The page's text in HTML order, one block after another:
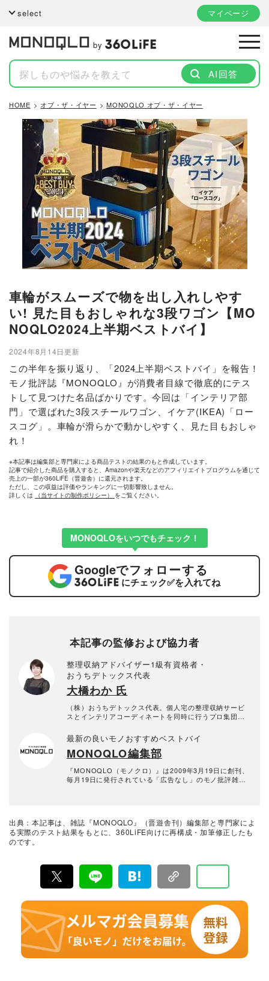
select マイページ
by
AI回答
HOME オブ・ザ・イヤー MONOQLO オブ・ザ・イヤー
車輪がスムーズで物を出し入れしやす
い! 見た目もおしゃれな3段ワゴン【MO
NOQLO2024上半期ベストバイ】
2024年8月14日更新
この半年を振り返り、「2024上半期ベストバイ」を報告！
モノ批評誌『MONOQLO』が消費者目線で徹底的にテス
トして見つけた名品ばかりです。今回は「インテリア部
門」で選ばれた3段スチールワゴン、イケア(IKEA)「ロー
スコグ」。車輪が滑らかで動かしやすく、見た目もおしゃ
れ！
※本記事は編集部と専門家による商品テストの結果のもと作成しています。
記事で紹介した商品を購入すると、Amazonや楽天などのアフィリエイトプログラムを通じて
売上の一部が360LiFE（晋遊舎）に還元されます。
ただし、この収益は評価やランキングに一切影響致しません。
詳しくは
（当サイトの制作ポリシー） をご覧ください。
MONOQLOをいつでもチェック！
Googleでフォローする
にチェック✅を入れてね
本記事の監修および協力者
整理収納アドバイザー1級有資格者・
おうちデトックス代表
大橋わか 氏
（株）おうちデトックス代表。個人宅の整理収納サービ
スとインテリアコーディネートを同時に行うプロ集団。
者。年間約1000回以上のお片づけに悩む個人宅の整理収
納サービス実績あり。
最新の良いモノおすすめベストバイ
MONOQLO編集部
『MONOQLO（モノクロ）』は2009年3月19日に創刊、
毎月19日に発行されている「広告なし」のモノ批評雑誌
に良いモノ」だけを厳選して紹介。編集長・山田和樹を
中心に、11名以上の編集体制で日々の検証・記事制作を
出典：本記事は、雑誌『MONOQLO』（晋遊舎刊）編集部と専門家によ
る実際のテスト結果をもとに、360LiFE向けに再構成・加筆修正したも
のです。